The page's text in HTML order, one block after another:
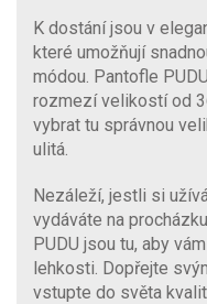
K dostání jsou v
které umožňují
módou. Pantofle
rozmezí velikostí od
vybrat tu správnou
ulitá.
Nezáleží, jestli si
vydáváte na
PUDU jsou tu, aby
lehkosti. Dopřejte
vstupte do světa